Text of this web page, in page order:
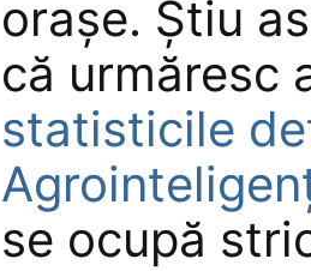
orașe. Știu
că urmăresc
statisticile
se ocupă